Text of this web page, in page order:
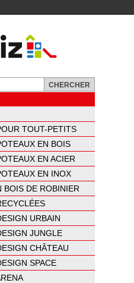
TOUT-PETITS
EN BOIS
EN ACIER
EN INOX
BOIS DE ROBINIER
URBAIN
JUNGLE
CHÂTEAU
SPACE